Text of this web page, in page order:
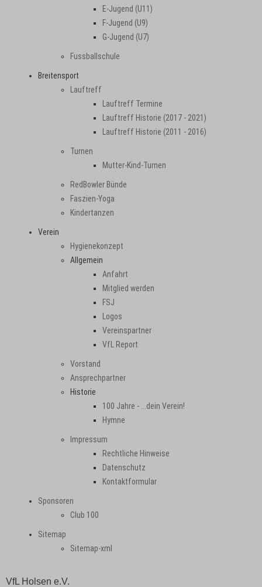
E-Jugend (U11)
F-Jugend (U9)
G-Jugend (U7)
Fussballschule
Breitensport
Lauftreff
Lauftreff Termine
Lauftreff Historie (2017 - 2021)
Lauftreff Historie (2011 - 2016)
Turnen
Mutter-Kind-Turnen
RedBowler Bünde
Faszien-Yoga
Kindertanzen
Verein
Hygienekonzept
Allgemein
Anfahrt
Mitglied werden
FSJ
Logos
Vereinspartner
VfL Report
Vorstand
Ansprechpartner
Historie
100 Jahre - ...dein Verein!
Hymne
Impressum
Rechtliche Hinweise
Datenschutz
Kontaktformular
Sponsoren
Club 100
Sitemap
Sitemap-xml
VfL Holsen e.V.